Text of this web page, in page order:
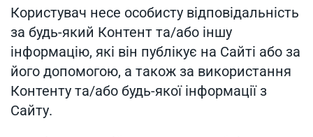
Користувач несе особисту відповідальність
за будь-який Контент та/або іншу
інформацію, які він публікує на Сайті або за
його допомогою, а також за використання
Контенту та/або будь-якої інформації з
Сайту.